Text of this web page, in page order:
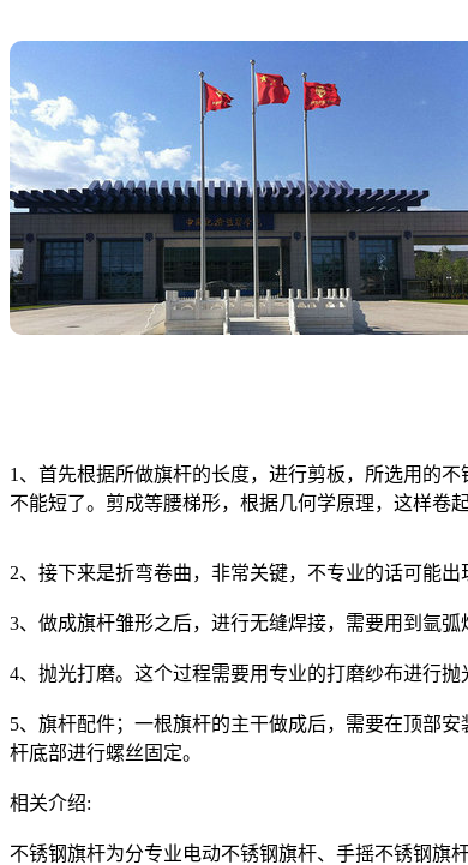
1、首先根据所做旗杆的长度，进行剪板，所选用的不
不能短了。剪成等腰梯形，根据几何学原理，这样卷
2、接下来是折弯卷曲，非常关键，不专业的话可能
3、做成旗杆雏形之后，进行无缝焊接，需要用到氩
4、抛光打磨。这个过程需要用专业的打磨纱布进行
5、旗杆配件；一根旗杆的主干做成后，需要在顶部
杆底部进行螺丝固定。
相关介绍:
不锈钢旗杆为分专业电动不锈钢旗杆、手摇不锈钢旗